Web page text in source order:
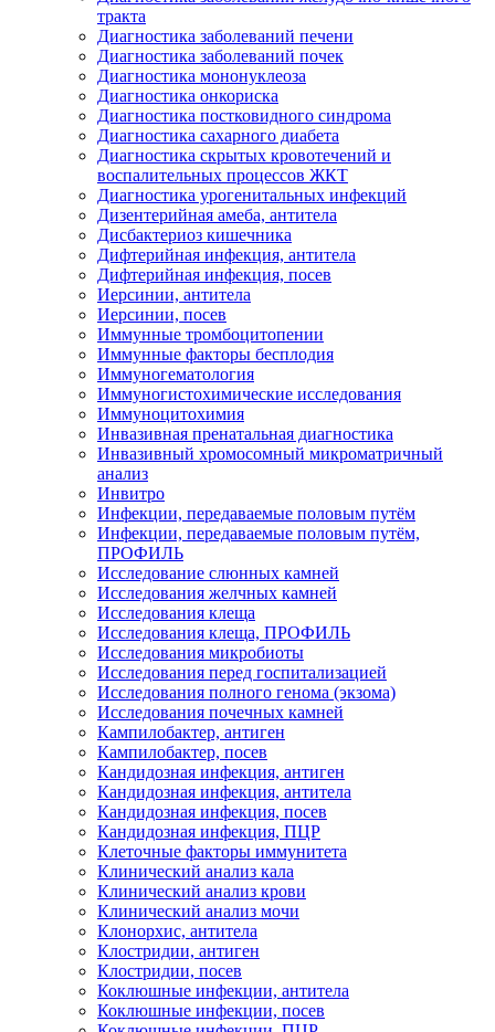
тракта
Диагностика заболеваний печени
Диагностика заболеваний почек
Диагностика мононуклеоза
Диагностика онкориска
Диагностика постковидного синдрома
Диагностика сахарного диабета
Диагностика скрытых кровотечений и
воспалительных процессов ЖКТ
Диагностика урогенитальных инфекций
Дизентерийная амеба, антитела
Дисбактериоз кишечника
Дифтерийная инфекция, антитела
Дифтерийная инфекция, посев
Иерсинии, антитела
Иерсинии, посев
Иммунные тромбоцитопении
Иммунные факторы бесплодия
Иммуногематология
Иммуногистохимические исследования
Иммуноцитохимия
Инвазивная пренатальная диагностика
Инвазивный хромосомный микроматричный
анализ
Инвитро
Инфекции, передаваемые половым путём
Инфекции, передаваемые половым путём,
ПРОФИЛЬ
Исследование слюнных камней
Исследования желчных камней
Исследования клеща
Исследования клеща, ПРОФИЛЬ
Исследования микробиоты
Исследования перед госпитализацией
Исследования полного генома (экзома)
Исследования почечных камней
Кампилобактер, антиген
Кампилобактер, посев
Кандидозная инфекция, антиген
Кандидозная инфекция, антитела
Кандидозная инфекция, посев
Кандидозная инфекция, ПЦР
Клеточные факторы иммунитета
Клинический анализ кала
Клинический анализ крови
Клинический анализ мочи
Клонорхис, антитела
Клостридии, антиген
Клостридии, посев
Коклюшные инфекции, антитела
Коклюшные инфекции, посев